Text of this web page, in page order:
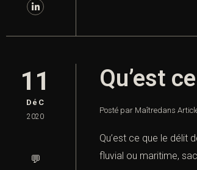
11
DéC
2020
💬
Qu’est
Posté par Maîtredans
Qu’est ce que le délit
fluvial ou maritime,